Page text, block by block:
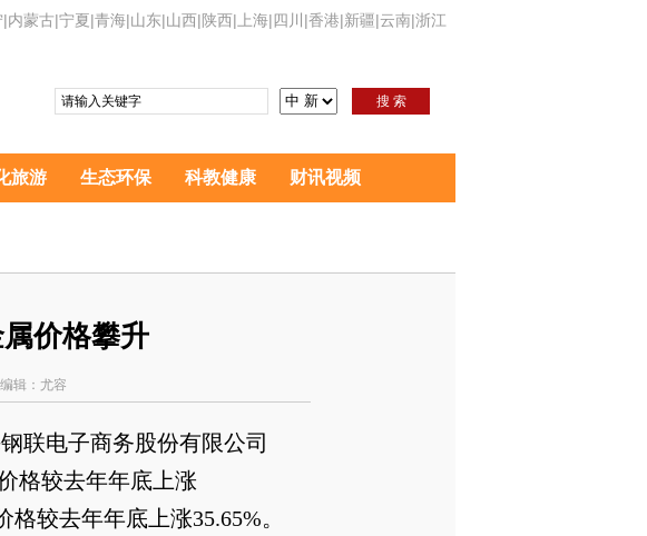
|内蒙古|宁夏|青海|山东|山西|陕西| 上海|四川 |香港|新疆|云南|浙江
搜 索
旅游 生态环保 科教健康 财讯视频
价格攀升
辑：尤容
联电子商务股份有限公司
格较去年年底上涨
较去年年底上涨35.65%。